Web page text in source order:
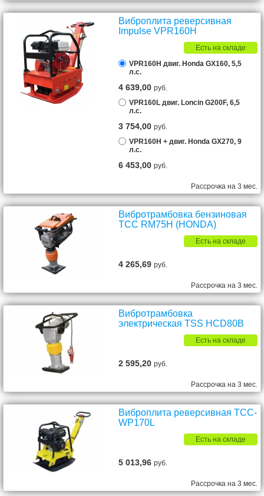
Виброплита реверсивная
Impulse VPR160H
Есть на складе
VPR160H двиг. Honda GX160, 5,5
л.с.
4 639,00руб.
VPR160L двиг. Loncin G200F, 6,5
л.с.
3 754,00руб.
VPR160H + двиг. Honda GX270, 9
л.с.
6 453,00руб.
Рассрочка на 3 мес.
Вибротрамбовка бензиновая
ТСС RM75H (HONDA)
Есть на складе
4 265,69руб.
Рассрочка на 3 мес.
Вибротрамбовка
электрическая TSS HCD80B
Есть на складе
2 595,20руб.
Рассрочка на 3 мес.
Виброплита реверсивная ТСС-
WP170L
Есть на складе
5 013,96руб.
Рассрочка на 3 мес.